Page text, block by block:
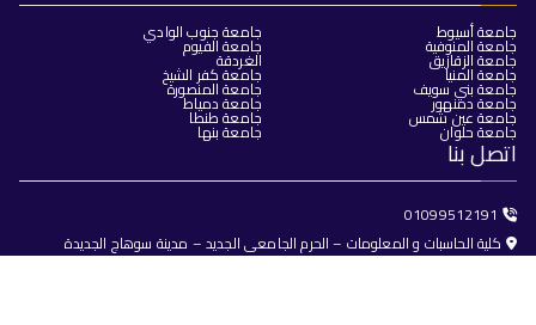
جامعة أسيوط
جامعة المنوفية
جامعة الزقازيق
جامعة المنيا
جامعة بني سويف
جامعة دمنهور
جامعة عين شمس
جامعة حلوان
جامعة جنوب الوادي
جامعة الفيوم
الغردقة
جامعة كفر الشيخ
جامعة المنصورة
جامعة دمياط
جامعة طنطا
جامعة بنها
اتصل بنا
01099512191
كلية الحاسبات و المعلومات – الحرم الجامعى الجديد – مدينة سوهاج الجديدة